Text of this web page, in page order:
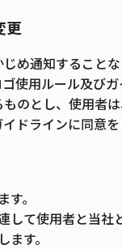
更
め通知すること
使用ルール及び
のとし、使用者
ドラインに同意を
。
して使用者と当
す。